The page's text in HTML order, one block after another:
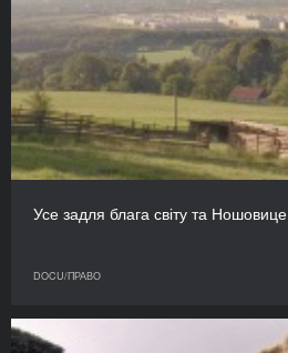
Усе задля блага світу та Ношовице
DOCU/ПРАВО